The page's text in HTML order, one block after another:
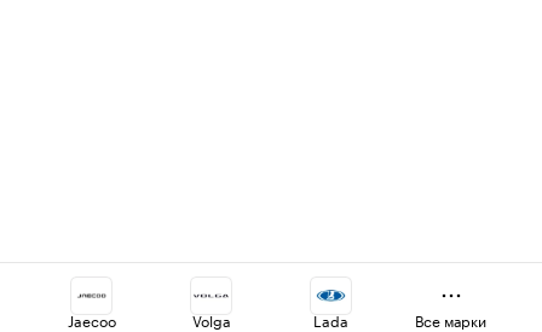
Jaecoo Volga Lada Все марки